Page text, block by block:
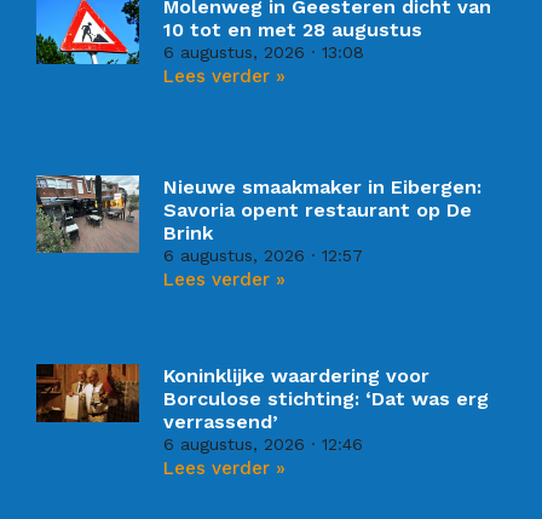
Molenweg in Geesteren dicht van
10 tot en met 28 augustus
6 augustus, 2026 13:08
Lees verder »
Nieuwe smaakmaker in Eibergen:
Savoria opent restaurant op De
Brink
6 augustus, 2026 12:57
Lees verder »
Koninklijke waardering voor
Borculose stichting: ‘Dat was erg
verrassend’
6 augustus, 2026 12:46
Lees verder »